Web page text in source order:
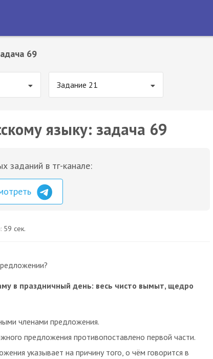
69
Задание 21
языку: задача 69
заданий в тг-канале:
59 сек.
в праздничный день: весь чисто вымыт, щедро
членами предложения.
предложения противопоставлено первой части.
указывает на причину того, о чём говорится в